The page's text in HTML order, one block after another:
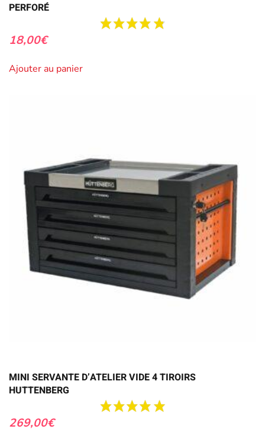
PERFORÉ
18,00€
Ajouter au panier
MINI SERVANTE D’ATELIER VIDE 4 TIROIRS
HUTTENBERG
269,00€